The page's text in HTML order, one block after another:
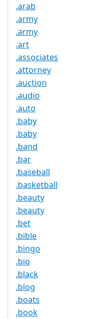
.arab
.army
.army
.art
.associates
.attorney
.auction
.audio
.auto
.baby
.baby
.band
.bar
.baseball
.basketball
.beauty
.beauty
.bet
.bible
.bingo
.bio
.black
.blog
.boats
.book